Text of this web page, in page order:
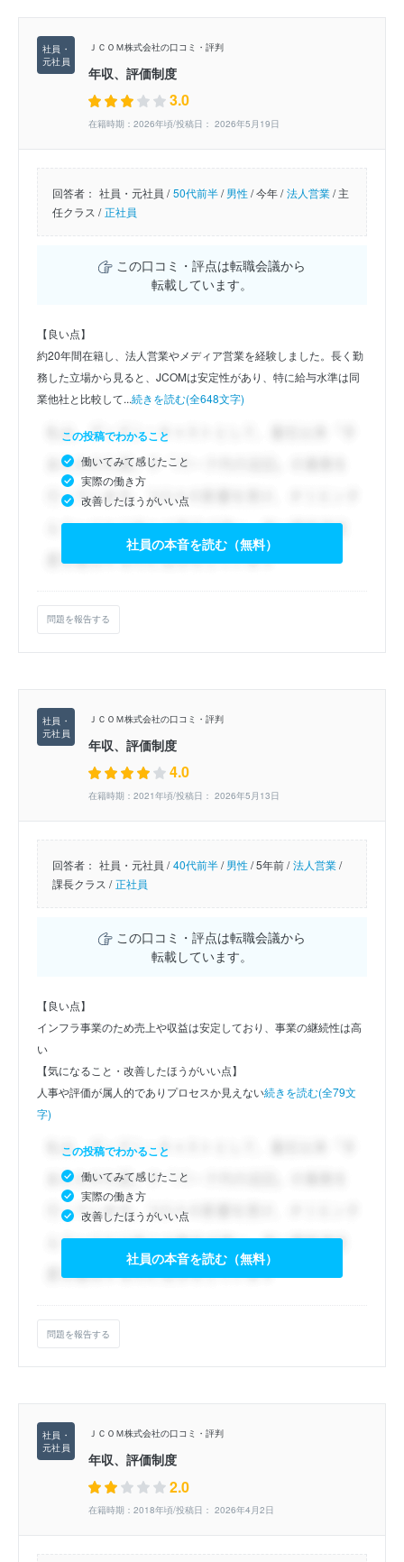
ＪＣＯＭ株式会社の口コミ・評判
年収、評価制度
3.0
在籍時期：2026年頃/投稿日： 2026年5月19日
回答者： 社員・元社員 / 50代前半/男性/今年 / 法人営業/主
任クラス / 正社員
この口コミ・評点は転職会議から
転載しています。
【良い点】
約20年間在籍し、法人営業やメディア営業を経験しました。長く勤
務した立場から見ると、JCOMは安定性があり、特に給与水準は同
業他社と比較して...続きを読む(全648文字)
この投稿でわかること
働いてみて感じたこと
実際の働き方
改善したほうがいい点
社員の本音を読む（無料）
問題を報告する
ＪＣＯＭ株式会社の口コミ・評判
年収、評価制度
4.0
在籍時期：2021年頃/投稿日： 2026年5月13日
回答者： 社員・元社員 / 40代前半/男性/5年前 / 法人営業/
課長クラス / 正社員
この口コミ・評点は転職会議から
転載しています。
【良い点】
インフラ事業のため売上や収益は安定しており、事業の継続性は高
い
【気になること・改善したほうがいい点】
人事や評価が属人的でありプロセスか見えない続きを読む(全79文
字)
この投稿でわかること
働いてみて感じたこと
実際の働き方
改善したほうがいい点
社員の本音を読む（無料）
問題を報告する
ＪＣＯＭ株式会社の口コミ・評判
年収、評価制度
2.0
在籍時期：2018年頃/投稿日： 2026年4月2日